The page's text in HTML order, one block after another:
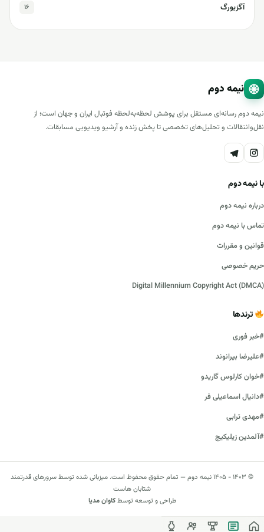
آگزبورگ ۱۶
نیمه دوم
نیمه دوم رسانه‌ای مستقل برای پوشش لحظه‌به‌لحظه فوتبال ایران و جهان است؛ از
نقل‌وانتقالات و تحلیل‌های تخصصی تا پخش زنده و آرشیو ویدیویی مسابقات.
با نیمه دوم
درباره نیمه دوم
تماس با نیمه دوم
قوانین و مقررات
حریم خصوصی
Digital Millennium Copyright Act (DMCA)
ترندها
#خبر فوری
#علیرضا بیرانوند
#خوان کارلوس گاریدو
#دانیال اسماعیلی فر
#مهدی ترابی
#آلمدین زیلیکیچ
© ۱۴۰۳ - ۱۴۰۵ نیمه دوم — تمام حقوق محفوظ است. میزبانی شده توسط سرورهای قدرتمند
شتابان هاست
طراحی و توسعه توسطکاوان مدیا